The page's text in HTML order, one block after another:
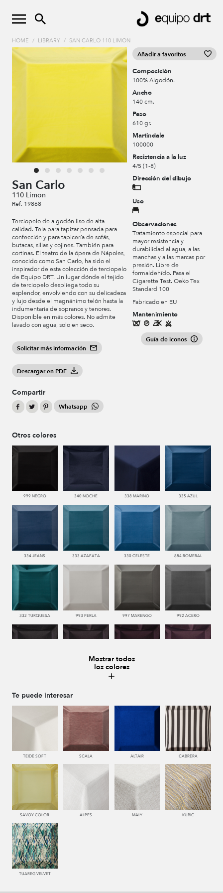
HOME / LIBRARY / SAN CARLO 110 LIMON
San Carlo
110 Limon
Ref. 19868
Terciopelo de algodón liso de alta
calidad. Tela para tapizar pensada para
confección y para tapicería de sofás,
butacas, sillas y cojines. También para
cortinas. El teatro de la ópera de Nápoles,
conocido como San Carlo, ha sido el
inspirador de esta colección de terciopelo
de Equipo DRT. Un lugar dónde el tejido
de terciopelo despliega todo su
esplendor, envolviendo con su delicadeza
y lujo desde el magnánimo telón hasta la
indumentaria de sopranos y tenores.
Disponible en más colores. No admite
lavado con agua, solo en seco.
Solicitar más información
Descargar en PDF
Compartir
Whatsapp
Añadir a favoritos
Composición
100% Algodón.
Ancho
140 cm.
Peso
610 gr.
Martindale
100000
Resistencia a la luz
4/5 (1-8)
Dirección del dibujo
Uso
Observaciones
Tratamiento especial para
mayor resistencia y
durabilidad al agua, a las
manchas y a las marcas por
presión. Libre de
formaldehído. Pasa el
Cigarette Test. Oeko Tex
Standard 100
Fabricado en EU
Mantenimiento
Guía de iconos
Otros colores
999 NEGRO 340 NOCHE 338 MARINO 335 AZUL
334 JEANS 333 AZAFATA 330 CELESTE 884 ROMERAL
332 TURQUESA 993 PERLA 997 MARENGO 992 ACERO
663 CALDERA 557 AZALEA
667 BORGOÑA
Mostrar todos
los colores
Te puede interesar
TEIDE SOFT SCALA ALTAIR CABRERA
SAVOY COLOR ALPES MALY KUBIC
TUAREG VELVET